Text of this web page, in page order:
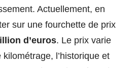
Actuellement, en
sur une fourchette de prix
d’euros. Le prix varie
l’historique et